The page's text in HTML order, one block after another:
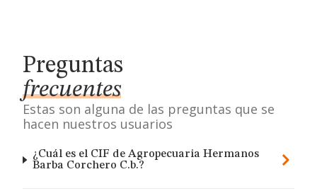
Preguntas
frecuentes
Estas son alguna de las preguntas que se
hacen nuestros usuarios
¿Cuál es el CIF de Agropecuaria Hermanos
Barba Corchero C.b.?